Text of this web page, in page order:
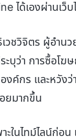
ได้เองผ่านเว็บ
ชวิจิตร ผู้อำนว
ะบุว่า การซื้อโฆ
งค์กร และหวังว่
ยมากขึ้น
ะในไทม์ไลน์ก่อน